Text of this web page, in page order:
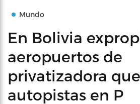
Mundo
En Bolivia
aeropuertos de
privatizadora
autopistas en P